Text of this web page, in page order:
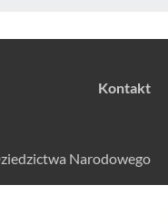
Kontakt
Narodowego